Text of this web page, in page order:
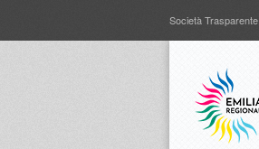
Società Trasparente